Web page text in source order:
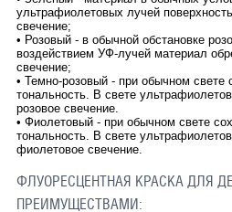
ультрафиолетовых лучей
свечение;
• Розовый - в обычной обстановке
воздействием УФ-лучей материал
свечение;
• Темно-розовый - при обычном свете
тональность. В свете
розовое свечение.
• Фиолетовый - при обычном свете
тональность. В свете
фиолетовое свечение.
ФЛУОРЕСЦЕНТНАЯ КРАСКА ДЛЯ
ПРЕИМУЩЕСТВАМИ: